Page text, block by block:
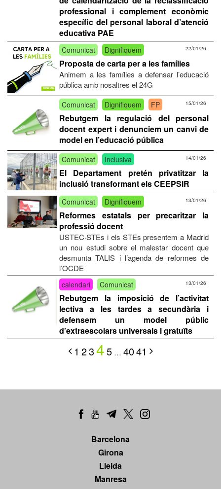
professional i complement econòmic
específic del personal laboral d’atenció
educativa PAE
Comunicat Dignifiquem 22/01/26
Proposta de carta per a les famílies
Animem a les famílies a defensar l’educació
pública amb nosaltres el 24G
Comunicat Dignifiquem FP 15/01/26
Rebutgem la regulació del personal
docent expert i denunciem un canvi de
model en l’educació pública
Comunicat Inclusiva 14/01/26
El Departament pretén privatitzar la
inclusió transformant els CEEPSIR
Comunicat Dignifiquem 13/01/26
Reformes estatals per precaritzar la
professió docent
USTEC·STEs i els STEs presentem a Madrid
un nou estudi sobre el malestar docent que
desmunta TALIS i l’agenda de reformes de
l’OCDE
calendari Comunicat 13/01/26
Rebutgem la imposició de l’activitat
lectiva a les tardes a secundària i
defensem un model públic
d’extraescolars universals i gratuïts
1 2345 … 4041
Barcelona
Girona
Lleida
Manresa